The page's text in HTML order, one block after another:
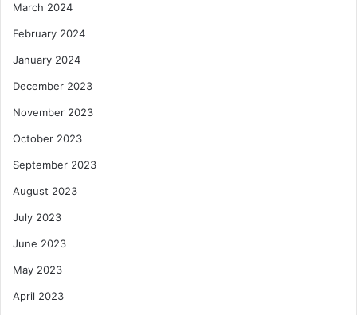
March 2024
February 2024
January 2024
December 2023
November 2023
October 2023
September 2023
August 2023
July 2023
June 2023
May 2023
April 2023